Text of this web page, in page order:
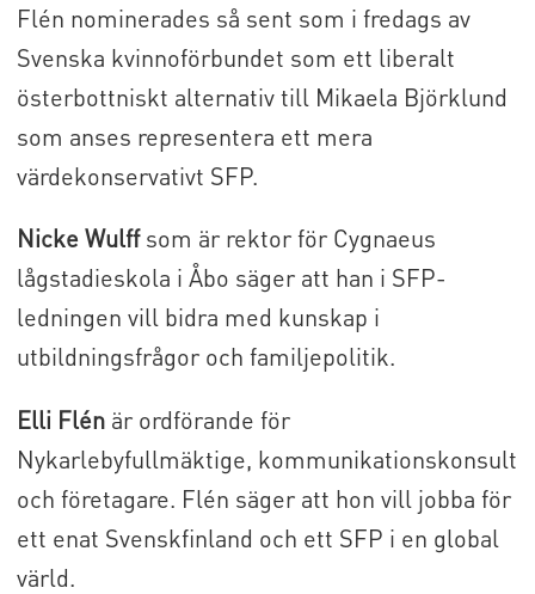
Flén nominerades så sent som i fredags av
Svenska kvinnoförbundet som ett liberalt
österbottniskt alternativ till Mikaela Björklund
som anses representera ett mera
värdekonservativt SFP.
Nicke Wulffsom är rektor för Cygnaeus
lågstadieskola i Åbo säger att han i SFP-
ledningen vill bidra med kunskap i
utbildningsfrågor och familjepolitik.
Elli Flénär ordförande för
Nykarlebyfullmäktige, kommunikationskonsult
och företagare. Flén säger att hon vill jobba för
ett enat Svenskfinland och ett SFP i en global
värld.